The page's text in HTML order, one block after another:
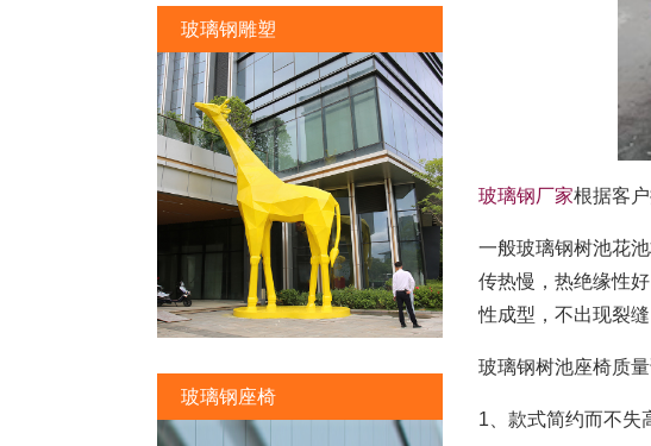
玻璃钢雕塑
玻璃钢座椅
玻璃钢厂家根据客
一般玻璃钢树池花
传热慢，热绝缘性
性成型，不出现裂
玻璃钢树池座椅质量
1、款式简约而不失